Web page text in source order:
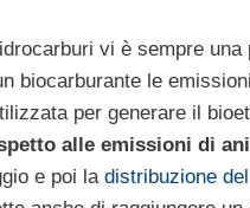
vi è sempre una
biocarburante le
per generare il
alle emissioni di
e poi la distribuzione